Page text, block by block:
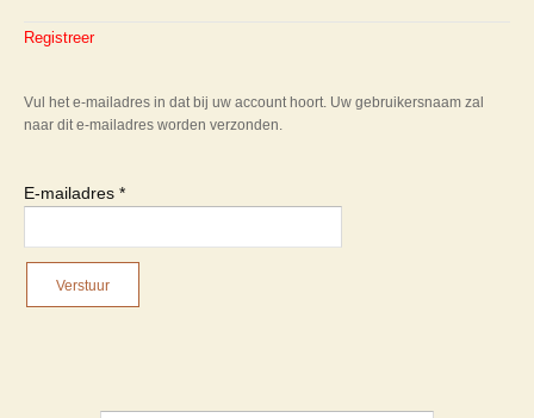
Registreer
Vul het e-mailadres in dat bij uw account hoort. Uw gebruikersnaam zal
naar dit e-mailadres worden verzonden.
E-mailadres *
Verstuur